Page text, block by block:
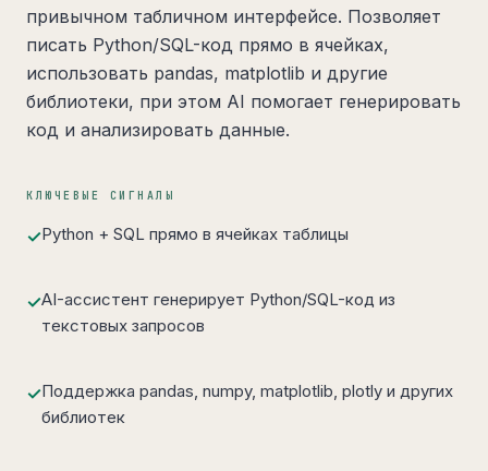
привычном табличном интерфейсе. Позволяет
писать Python/SQL-код прямо в ячейках,
использовать pandas, matplotlib и другие
библиотеки, при этом AI помогает генерировать
код и анализировать данные.
КЛЮЧЕВЫЕ СИГНАЛЫ
✓Python + SQL прямо в ячейках таблицы
✓AI-ассистент генерирует Python/SQL-код из
текстовых запросов
✓Поддержка pandas, numpy, matplotlib, plotly и других
библиотек